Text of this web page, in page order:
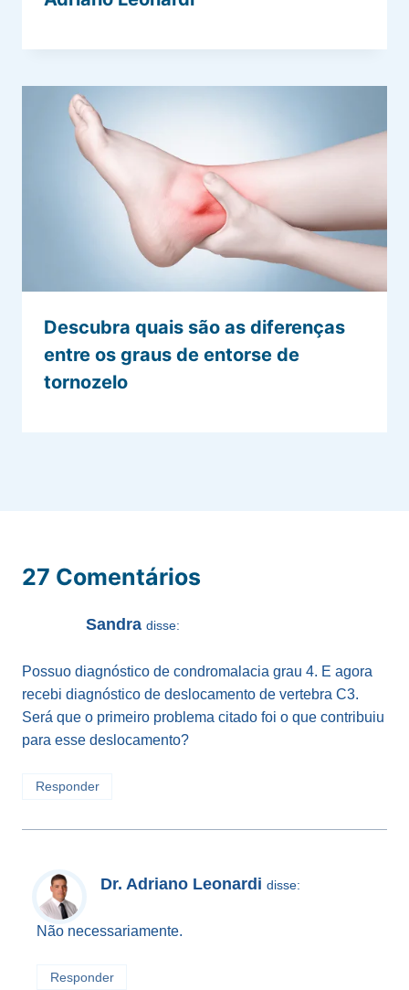
Descubra quais são as diferenças
entre os graus de entorse de
tornozelo
27 Comentários
Sandra disse:
Possuo diagnóstico de condromalacia grau 4. E agora
recebi diagnóstico de deslocamento de vertebra C3.
Será que o primeiro problema citado foi o que contribuiu
para esse deslocamento?
Responder
Dr. Adriano Leonardi disse:
Não necessariamente.
Responder